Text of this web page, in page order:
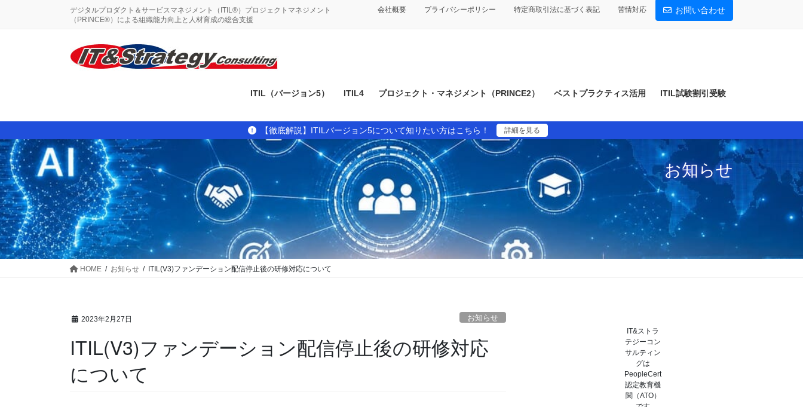
移
デジタルプロダクト＆サービスマネジメント（ITIL®）プロジェクトマネジメント
（PRINCE®）による組織能力向上と人材育成の総合支援
会社概要 プライバシーポリシー 特定商取引法に基づく表記 苦情対応 お問い合わせ
ITIL（バージョン5） ITIL4 プロジェクト・マネジメント（PRINCE2） ベストプラクティス活用 ITIL試験割引受験
【徹底解説】ITILバージョン5について知りたい方はこちら！ 詳細を見る
お知らせ
HOME お知らせ ITIL(V3)ファンデーション配信停止後の研修対応について
2023年2月27日 お知らせ
ITIL(V3)ファンデーション配信停止後の研修対応
について
IT&ストラ
テジーコン
サルティン
グは
PeopleCert
認定教育機
関（ATO）